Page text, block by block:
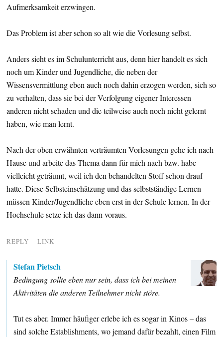
Aufmerksamkeit erzwingen.
Das Problem ist aber schon so alt wie die Vorlesung selbst.
Anders sieht es im Schulunterricht aus, denn hier handelt es sich
noch um Kinder und Jugendliche, die neben der
Wissensvermittlung eben auch noch dahin erzogen werden, sich so
zu verhalten, dass sie bei der Verfolgung eigener Interessen
anderen nicht schaden und die teilweise auch noch nicht gelernt
haben, wie man lernt.
Nach der oben erwähnten verträumten Vorlesungen gehe ich nach
Hause und arbeite das Thema dann für mich nach bzw. habe
vielleicht geträumt, weil ich den behandelten Stoff schon drauf
hatte. Diese Selbsteinschätzung und das selbstständige Lernen
müssen Kinder/Jugendliche eben erst in der Schule lernen. In der
Hochschule setze ich das dann voraus.
REPLY LINK
Stefan Pietsch
Bedingung sollte eben nur sein, dass ich bei meinen
Aktivitäten die anderen Teilnehmer nicht störe.
Tut es aber. Immer häufiger erlebe ich es sogar in Kinos – das
sind solche Establishments, wo jemand dafür bezahlt, einen Film